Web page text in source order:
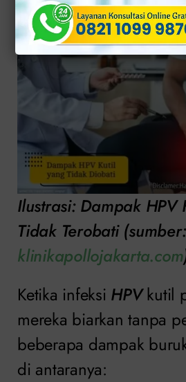
Ilustrasi: Dampak HPV
Tidak Terobati (sumber:
klinikapollojakarta.com
Ketika infeksi HPVkutil
mereka biarkan tanpa
beberapa dampak
di antaranya: